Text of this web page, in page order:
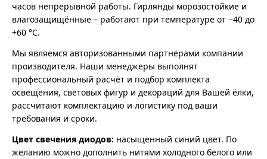
часов непрерывной работы. Гирлянды морозостойкие и
влагозащищённые – работают при температуре от −40 до
+60 °C.
Мы являемся авторизованными партнёрами компании
производителя. Наши менеджеры выполнят
профессиональный расчёт и подбор комплекта
освещения, световых фигур и декораций для Вашей ёлки,
рассчитают комплектацию и логистику под ваши
требования и сроки.
Цвет свечения диодов: насыщенный синий цвет. По
желанию можно дополнить нитями холодного белого или